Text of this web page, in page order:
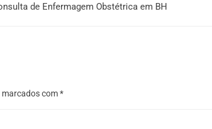
de Enfermagem Obstétrica em BH
com*